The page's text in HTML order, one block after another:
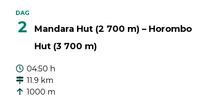
DAG
2
Mandara Hut (2 700 m) – Horombo
Hut (3 700 m)
04:50 h
11.9 km
1000 m